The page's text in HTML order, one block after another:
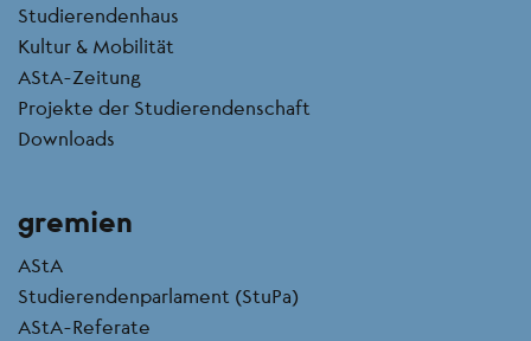
Studierendenhaus
Kultur & Mobilität
AStA-Zeitung
Projekte der Studierendenschaft
Downloads
gremien
AStA
Studierendenparlament (StuPa)
AStA-Referate